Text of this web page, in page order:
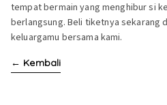
tempat bermain yang menghibur si
berlangsung. Beli tiketnya sekarang
keluargamu bersama kami.
← Kembali